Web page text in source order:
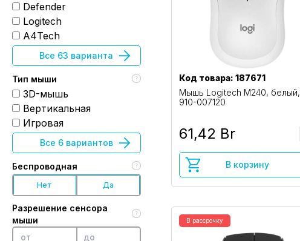
Defender
Logitech
A4Tech
Все 63 варианта
Тип мыши
3D-мышь
Вертикальная
Игровая
Все 6 вариантов
Беспроводная
Нет Да
Разрешение сенсора
мыши
Код товара: 187671
Мышь Logitech M240, белый,
910-007120
61,42 Br
В корзину
В рассрочку